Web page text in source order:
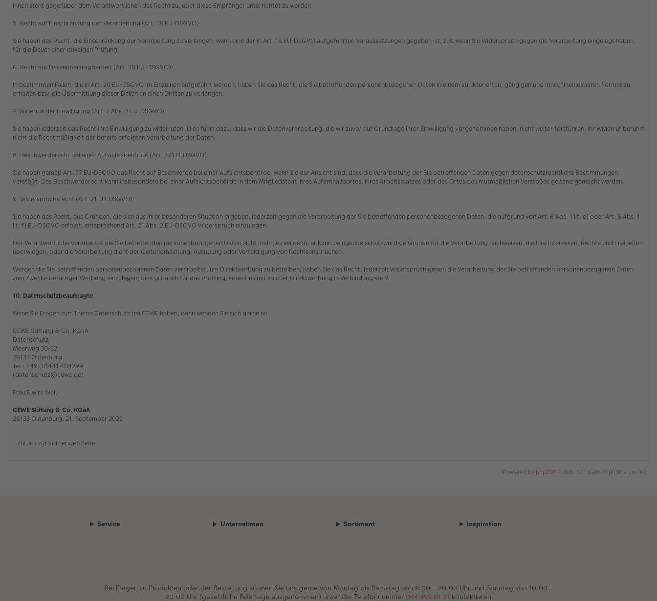
Ihnen steht gegenüber dem Verantwortlichen das Recht zu, über diese Empfänger unterrichtet zu werden.
5. Recht auf Einschränkung der Verarbeitung (Art. 18 EU-DSGVO):
Sie haben das Recht, die Einschränkung der Verarbeitung zu verlangen, wenn eine der in Art. 18 EU-DSGVO aufgeführten Voraussetzungen gegeben ist, z.B. wenn Sie Widerspruch gegen die Verarbeitung eingelegt haben,
für die Dauer einer etwaigen Prüfung.
6. Recht auf Datenübertragbarkeit (Art. 20 EU-DSGVO):
In bestimmten Fällen, die in Art. 20 EU-DSGVO im Einzelnen aufgeführt werden, haben Sie das Recht, die Sie betreffenden personenbezogenen Daten in einem strukturierten, gängigen und maschinenlesbaren Format zu
erhalten bzw. die Übermittlung dieser Daten an einen Dritten zu verlangen.
7. Widerruf der Einwilligung (Art. 7 Abs. 3 EU-DSGVO):
Sie haben jederzeit das Recht ihre Einwilligung zu widerrufen. Dies führt dazu, dass wir die Datenverarbeitung, die wir zuvor auf Grundlage ihrer Einwilligung vorgenommen haben, nicht weiter fortführen. Ihr Widerruf berührt
nicht die Rechtmäßigkeit der bereits erfolgten Verarbeitung der Daten.
8. Beschwerderecht bei einer Aufsichtsbehörde (Art. 77 EU-DSGVO):
Sie haben gemäß Art. 77 EU-DSGVO das Recht auf Beschwerde bei einer Aufsichtsbehörde, wenn Sie der Ansicht sind, dass die Verarbeitung der Sie betreffenden Daten gegen datenschutzrechtliche Bestimmungen
verstößt. Das Beschwerderecht kann insbesondere bei einer Aufsichtsbehörde in dem Mitgliedstaat Ihres Aufenthaltsortes, Ihres Arbeitsplatzes oder des Ortes des mutmaßlichen Verstoßes geltend gemacht werden.
9. Widerspruchsrecht (Art. 21 EU-DSGVO):
Sie haben das Recht, aus Gründen, die sich aus Ihrer besonderen Situation ergeben, jederzeit gegen die Verarbeitung der Sie betreffenden personenbezogenen Daten, die aufgrund von Art. 6 Abs. 1 lit. e) oder Art. 6 Abs. 1
lit. f) EU-DSGVO erfolgt, entsprechend Art. 21 Abs. 2 EU-DSGVO Widerspruch einzulegen.
Der Verantwortliche verarbeitet die Sie betreffenden personenbezogenen Daten nicht mehr, es sei denn, er kann zwingende schutzwürdige Gründe für die Verarbeitung nachweisen, die Ihre Interessen, Rechte und Freiheiten
überwiegen, oder die Verarbeitung dient der Geltendmachung, Ausübung oder Verteidigung von Rechtsansprüchen.
Werden die Sie betreffenden personenbezogenen Daten verarbeitet, um Direktwerbung zu betreiben, haben Sie das Recht, jederzeit Widerspruch gegen die Verarbeitung der Sie betreffenden personenbezogenen Daten
zum Zwecke derartiger Werbung einzulegen; dies gilt auch für das Profiling, soweit es mit solcher Direktwerbung in Verbindung steht.
10. Datenschutzbeauftragte
Wenn Sie Fragen zum Thema Datenschutz bei CEWE haben, dann wenden Sie sich gerne an:
CEWE Stiftung & Co. KGaA
Datenschutz
Meerweg 30-32
26133 Oldenburg
Tel.: +49 (0)441 404299
(datenschutz@cewe.de)
Frau Elwira Wall
CEWE Stiftung & Co. KGaA
26133 Oldenburg, 21. September 2022
Zurück zur vorherigen Seite
Powered by phpBB® Forum Software © phpBB Limited
Service Unternehmen Sortiment Inspiration
Bei Fragen zu Produkten oder der Bestellung können Sie uns gerne von Montag bis Samstag von 8:00 – 20:00 Uhr und Sonntag von 10:00 –
20:00 Uhr (gesetzliche Feiertage ausgenommen) unter der Telefonnummer 044 499 01 21 kontaktieren.